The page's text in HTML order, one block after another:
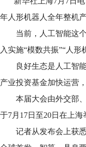
年人形机器人全年整机
当前，人工智能这个“
入实施“模数共振”“人
良好生态是人工智能
产业投资基金加快运营
本届大会由外交部、
于7月17日至20日在上
记者从发布会上获悉